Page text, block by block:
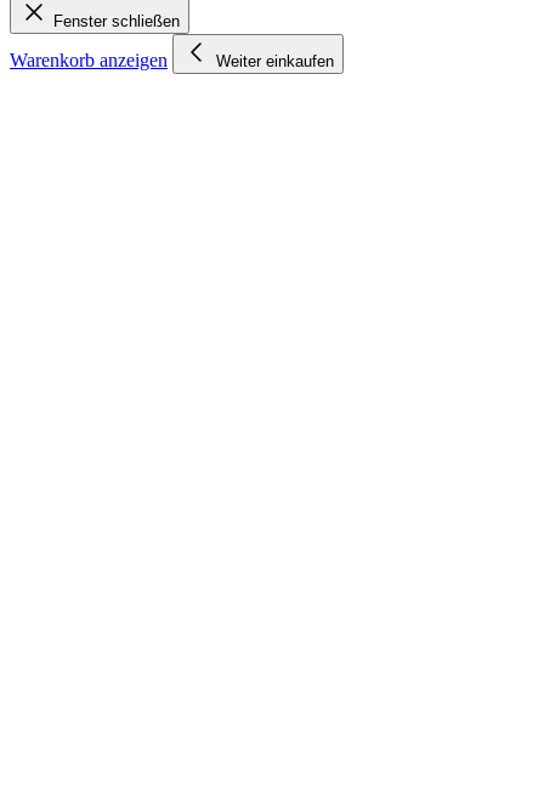
Fenster schließen
Warenkorb anzeigen Weiter einkaufen